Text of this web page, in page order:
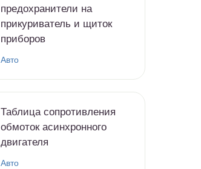
предохранители на
прикуриватель и щиток
приборов
Авто
Таблица сопротивления
обмоток асинхронного
двигателя
Авто